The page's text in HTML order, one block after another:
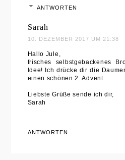
ANTWORTEN
Sarah
10. DEZEMBER 2017 UM 21:38
Hallo Jule,
frisches selbstgebackenes
Idee! Ich drücke dir die
einen schönen 2. Advent.
Liebste Grüße sende ich dir,
Sarah
ANTWORTEN